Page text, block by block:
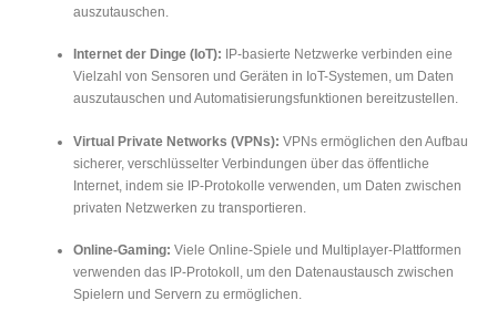
auszutauschen.
Internet der Dinge (IoT): IP-basierte Netzwerke verbinden eine
Vielzahl von Sensoren und Geräten in IoT-Systemen, um Daten
auszutauschen und Automatisierungsfunktionen bereitzustellen.
Virtual Private Networks (VPNs): VPNs ermöglichen den Aufbau
sicherer, verschlüsselter Verbindungen über das öffentliche
Internet, indem sie IP-Protokolle verwenden, um Daten zwischen
privaten Netzwerken zu transportieren.
Online-Gaming: Viele Online-Spiele und Multiplayer-Plattformen
verwenden das IP-Protokoll, um den Datenaustausch zwischen
Spielern und Servern zu ermöglichen.